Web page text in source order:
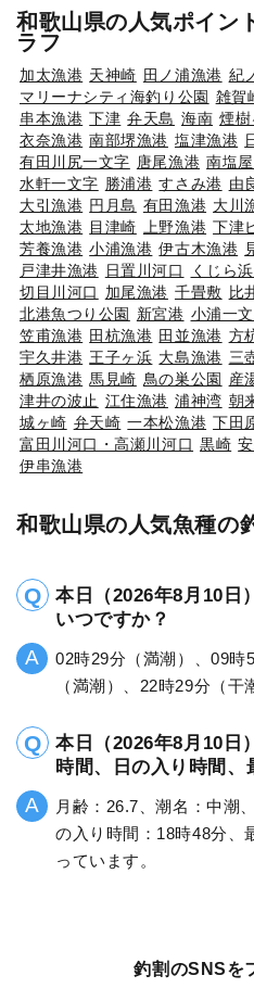
和歌山県の人気ポイン
ラフ
加太漁港 天神崎 田ノ浦漁港 紀
マリーナシティ海釣り公園 雑賀
串本漁港 下津 弁天島 海南 煙樹
衣奈漁港 南部堺漁港 塩津漁港
有田川尻一文字 唐尾漁港 南塩
水軒一文字 勝浦港 すさみ港 由
大引漁港 円月島 有田漁港 大川
太地漁港 目津崎 上野漁港 下津
芳養漁港 小浦漁港 伊古木漁港
戸津井漁港 日置川河口 くじら
切目川河口
加尾漁港 千畳敷 比
北港魚つり公園 新宮港 小浦一
笠甫漁港 田杭漁港 田並漁港 方
宇久井港 王子ヶ浜 大島漁港 三
栖原漁港 馬見崎 鳥の巣公園 産
津井の波止 江住漁港 浦神湾 朝
城ヶ崎 弁天崎 一本松漁港 下田
富田川河口・高瀬川河口 黒崎
伊串漁港
和歌山県の人気魚種の
本日（2026年8月10日
いつですか？
02時29分（満潮）、09時
（満潮）、22時29分（干
本日（2026年8月10日
時間、日の入り時間、
月齢：26.7、潮名：中潮
の入り時間：18時48分、
っています。
釣割のSNSを